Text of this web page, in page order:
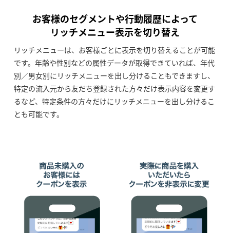
お客様のセグメントや行動履歴によって
リッチメニュー表示を切り替え
リッチメニューは、お客様ごとに表示を切り替えることが可能
です。年齢や性別などの属性データが取得できていれば、年代
別／男女別にリッチメニューを出し分けることもできますし、
特定の流入元から友だち登録された方々だけ表示内容を変更す
るなど、特定条件の方々だけにリッチメニューを出し分けるこ
とも可能です。